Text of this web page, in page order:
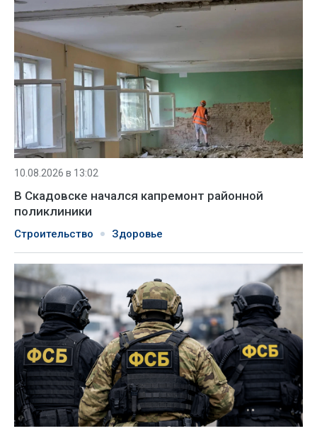
10.08.2026 в 13:02
В Скадовске начался капремонт районной
поликлиники
Строительство Здоровье